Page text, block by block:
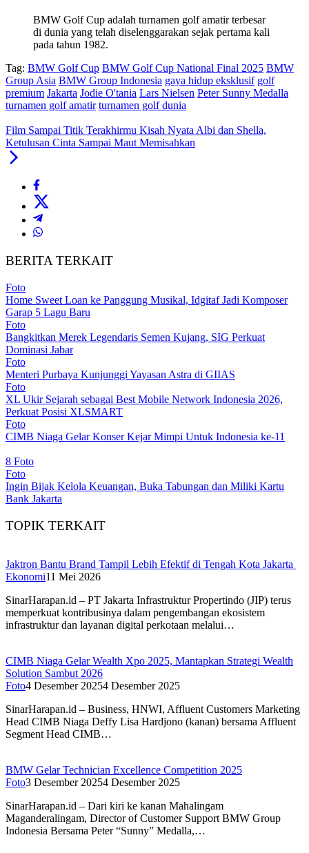
BMW Golf Cup adalah turnamen golf amatir terbesar
di dunia yang telah diselenggarakan sejak pertama kali
pada tahun 1982.
Tag: BMW Golf Cup BMW Golf Cup National Final 2025 BMW
Group Asia BMW Group Indonesia gaya hidup eksklusif golf
premium Jakarta Jodie O'tania Lars Nielsen Peter Sunny Medalla
turnamen golf amatir turnamen golf dunia
Film Sampai Titik Terakhirmu Kisah Nyata Albi dan Shella,
Ketulusan Cinta Sampai Maut Memisahkan
BERITA TERKAIT
Foto
Home Sweet Loan ke Panggung Musikal, Idgitaf Jadi Komposer
Garap 5 Lagu Baru
Foto
Bangkitkan Merek Legendaris Semen Kujang, SIG Perkuat
Dominasi Jabar
Foto
Menteri Purbaya Kunjunggi Yayasan Astra di GIIAS
Foto
XL Ukir Sejarah sebagai Best Mobile Network Indonesia 2026,
Perkuat Posisi XLSMART
Foto
CIMB Niaga Gelar Konser Kejar Mimpi Untuk Indonesia ke-11
8 Foto
Foto
Ingin Bijak Kelola Keuangan, Buka Tabungan dan Miliki Kartu
Bank Jakarta
TOPIK TERKAIT
Jaktron Bantu Brand Tampil Lebih Efektif di Tengah Kota Jakarta
Ekonomi11 Mei 2026
SinarHarapan.id – PT Jakarta Infrastruktur Propertindo (JIP) terus
memperkuat kontribusinya dalam pengembangan ekosistem
infrastruktur dan layanan digital perkotaan melalui…
CIMB Niaga Gelar Wealth Xpo 2025, Mantapkan Strategi Wealth
Solution Sambut 2026
Foto4 Desember 20254 Desember 2025
SinarHarapan.id – Business, HNWI, Affluent Customers Marketing
Head CIMB Niaga Deffy Lisa Hardjono (kanan) bersama Affluent
Segment Head CIMB…
BMW Gelar Technician Excellence Competition 2025
Foto3 Desember 20254 Desember 2025
SinarHarapan.id – Dari kiri ke kanan Mahalingam
Maganderalingam, Director of Customer Support BMW Group
Indonesia Bersama Peter “Sunny” Medalla,…